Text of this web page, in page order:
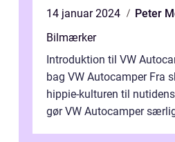
14 januar 2024
Peter
Bilmærker
Introduktion til VW
bag VW Autocamper Fra
hippie-kulturen til
gør VW Autocamper